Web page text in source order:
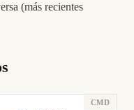
(más recientes